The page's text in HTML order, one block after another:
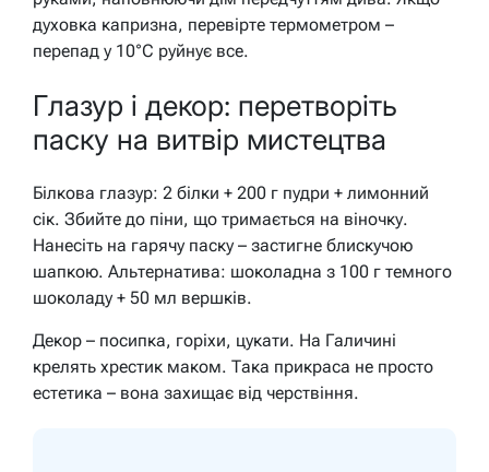
духовка капризна, перевірте термометром –
перепад у 10°C руйнує все.
Глазур і декор: перетворіть
паску на витвір мистецтва
Білкова глазур: 2 білки + 200 г пудри + лимонний
сік. Збийте до піни, що тримається на віночку.
Нанесіть на гарячу паску – застигне блискучою
шапкою. Альтернатива: шоколадна з 100 г темного
шоколаду + 50 мл вершків.
Декор – посипка, горіхи, цукати. На Галичині
крелять хрестик маком. Така прикраса не просто
естетика – вона захищає від черствіння.